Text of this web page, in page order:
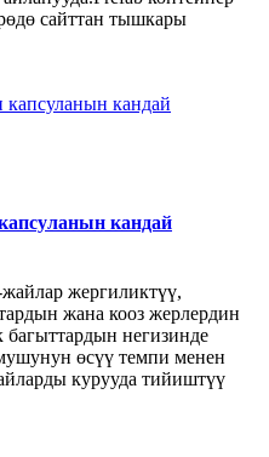
сайттан тышкары
кандай
жергиликтүү,
жана кооз жерлердин
багыттардын негизинде
өсүү темпи менен
курууда тийиштүү